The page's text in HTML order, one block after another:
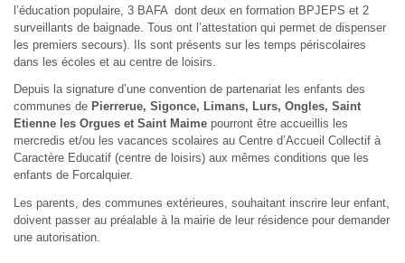
l’éducation populaire, 3 BAFA dont deux en formation BPJEPS et 2
surveillants de baignade. Tous ont l’attestation qui permet de dispenser
les premiers secours). Ils sont présents sur les temps périscolaires
dans les écoles et au centre de loisirs.
Depuis la signature d’une convention de partenariat les enfants des
communes de Pierrerue, Sigonce, Limans, Lurs, Ongles, Saint
Etienne les Orgues et Saint Maime pourront être accueillis les
mercredis et/ou les vacances scolaires au Centre d’Accueil Collectif à
Caractère Educatif (centre de loisirs) aux mêmes conditions que les
enfants de Forcalquier.
Les parents, des communes extérieures, souhaitant inscrire leur enfant,
doivent passer au préalable à la mairie de leur résidence pour demander
une autorisation.